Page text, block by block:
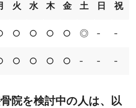
火 水 木 金 土 日 祝
○ ○ ○ ○ ◎ ‐ ‐
○ ○ ○ ○ ‐ ‐ ‐
院を検討中の人は、以